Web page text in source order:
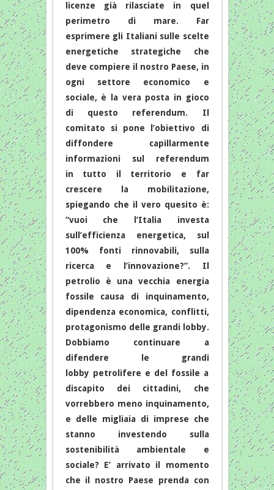
licenze già rilasciate in quel
perimetro di mare. Far
esprimere gli Italiani sulle scelte
energetiche strategiche che
deve compiere il nostro Paese, in
ogni settore economico e
sociale, è la vera posta in gioco
di questo referendum. Il
comitato si pone l’obiettivo di
diffondere capillarmente
informazioni sul referendum
in tutto il territorio e far
crescere la mobilitazione,
spiegando che il vero quesito è:
“vuoi che l’Italia investa
sull’efficienza energetica, sul
100% fonti rinnovabili, sulla
ricerca e l’innovazione?”. Il
petrolio è una vecchia energia
fossile causa di inquinamento,
dipendenza economica, conflitti,
protagonismo delle grandi lobby.
Dobbiamo continuare a
difendere le grandi
lobby petrolifere e del fossile a
discapito dei cittadini, che
vorrebbero meno inquinamento,
e delle migliaia di imprese che
stanno investendo sulla
sostenibilità ambientale e
sociale? E’ arrivato il momento
che il nostro Paese prenda con